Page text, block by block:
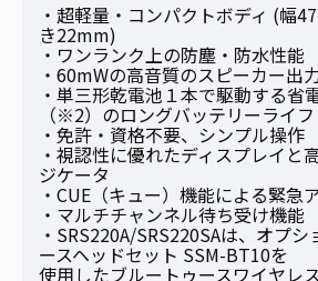
・超軽量・コンパクトボディ (幅
き22mm)
・ワンランク上の防塵・防水性
・60mWの高音質のスピーカー出
・単三形乾電池１本で駆動する省
（※2）のロングバッテリーライフ
・免許・資格不要、シンプル操作
・視認性に優れたディスプレイと
ジケータ
・CUE（キュー）機能による緊急
・マルチチャンネル待ち受け機能
・SRS220A/SRS220SAは、オプ
ースヘッドセット SSM-BT10を
使用したブルートゥースワイヤレ